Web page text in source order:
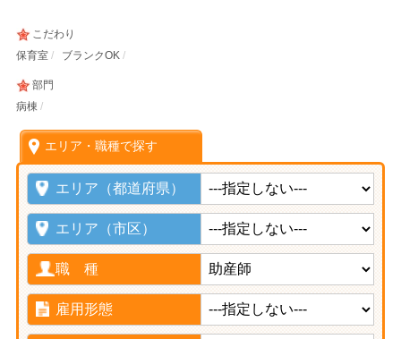
こだわり
保育室
ブランクOK
部門
病棟
エリア・職種で探す
エリア（都道府県）
エリア（市区）
職 種
雇用形態